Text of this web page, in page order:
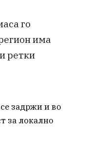
го
има
ретки
задржи и во
за локално